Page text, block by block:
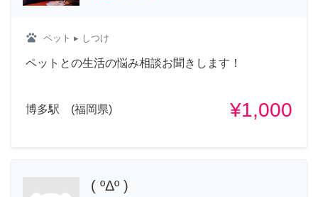
pets ペット ▸ しつけ
ペットとの生活の悩み相談お聞きします！
博多駅 (福岡県) ¥1,000
( ºΔº )